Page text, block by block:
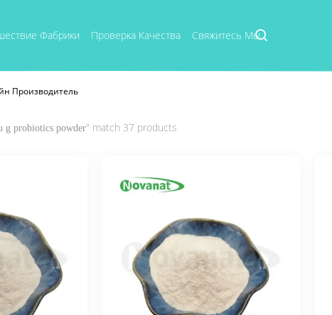
Фабрики Проверка Качества Свяжитесь Мы
Производитель
g probiotics powder" match 37 products